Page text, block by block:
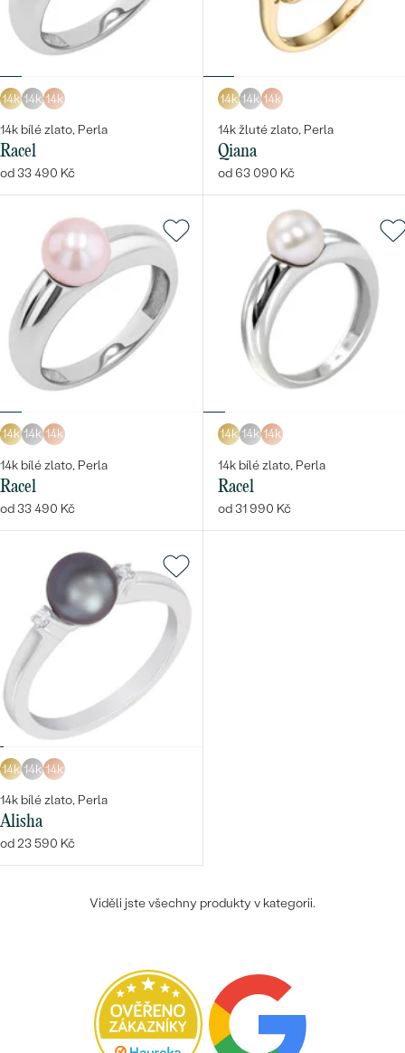
Bestsellery
14k 14k 14k
14k bílé zlato, Perla
Racel
od 33 490 Kč
14k 14k 14k
14k žluté zlato, Perla
Qiana
od 63 090 Kč
14k 14k 14k
14k bílé zlato, Perla
Racel
od 33 490 Kč
14k 14k 14k
14k bílé zlato, Perla
Racel
od 31 990 Kč
14k 14k 14k
14k bílé zlato, Perla
Alisha
od 23 590 Kč
Viděli jste všechny produkty v kategorii.